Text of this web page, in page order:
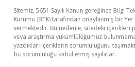
Sitemiz, 5651 Sayılı Kanun gereğince Bilgi
Kurumu (BTK) tarafından onaylanmış bir
vermektedir. Bu nedenle, sitedeki içerikleri
veya araştırma yükümlülüğümüz
yazdıkları içeriklerin sorumluluğunu
bu sorumluluğu kabul etmiş sayılırlar.